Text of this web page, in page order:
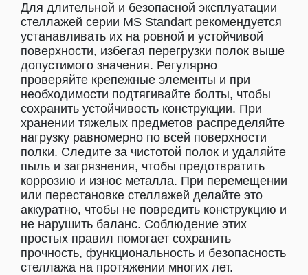
Для длительной и безопасной эксплуатации
стеллажей серии MS Standart рекомендуется
устанавливать их на ровной и устойчивой
поверхности, избегая перегрузки полок выше
допустимого значения. Регулярно
проверяйте крепежные элементы и при
необходимости подтягивайте болты, чтобы
сохранить устойчивость конструкции. При
хранении тяжелых предметов распределяйте
нагрузку равномерно по всей поверхности
полки. Следите за чистотой полок и удаляйте
пыль и загрязнения, чтобы предотвратить
коррозию и износ металла. При перемещении
или перестановке стеллажей делайте это
аккуратно, чтобы не повредить конструкцию и
не нарушить баланс. Соблюдение этих
простых правил помогает сохранить
прочность, функциональность и безопасность
стеллажа на протяжении многих лет.